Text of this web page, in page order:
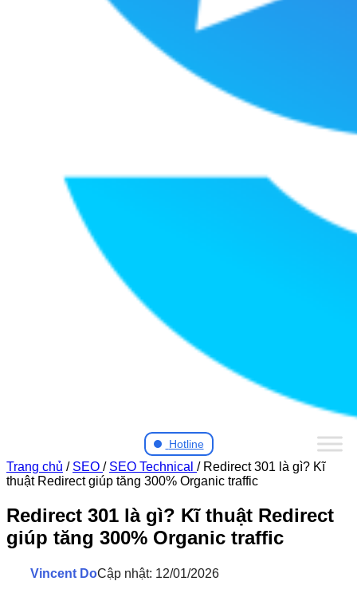
Hotline
Trang chủ / SEO / SEO Technical / Redirect 301 là gì? Kĩ
thuật Redirect giúp tăng 300% Organic traffic
Redirect 301 là gì? Kĩ thuật Redirect
giúp tăng 300% Organic traffic
Vincent DoCập nhật: 12/01/2026